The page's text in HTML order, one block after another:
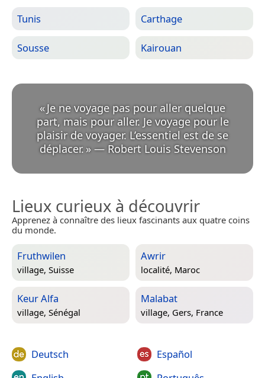
Tunis Carthage
Sousse Kairouan
«Je ne voyage pas pour aller quelque
part, mais pour aller. Je voyage pour le
plaisir de voyager. L’essentiel est de se
déplacer. » — Robert Louis Stevenson
Lieux curieux à découvrir
Apprenez à connaître des lieux fascinants aux quatre coins
du monde.
Fruthwilen
village, Suisse
Awrir
localité, Maroc
Keur Alfa
village, Sénégal
Malabat
village, Gers, France
Deutsch
Español